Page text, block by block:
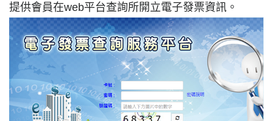
提供會員在web平台查詢所開立電子發票資訊。